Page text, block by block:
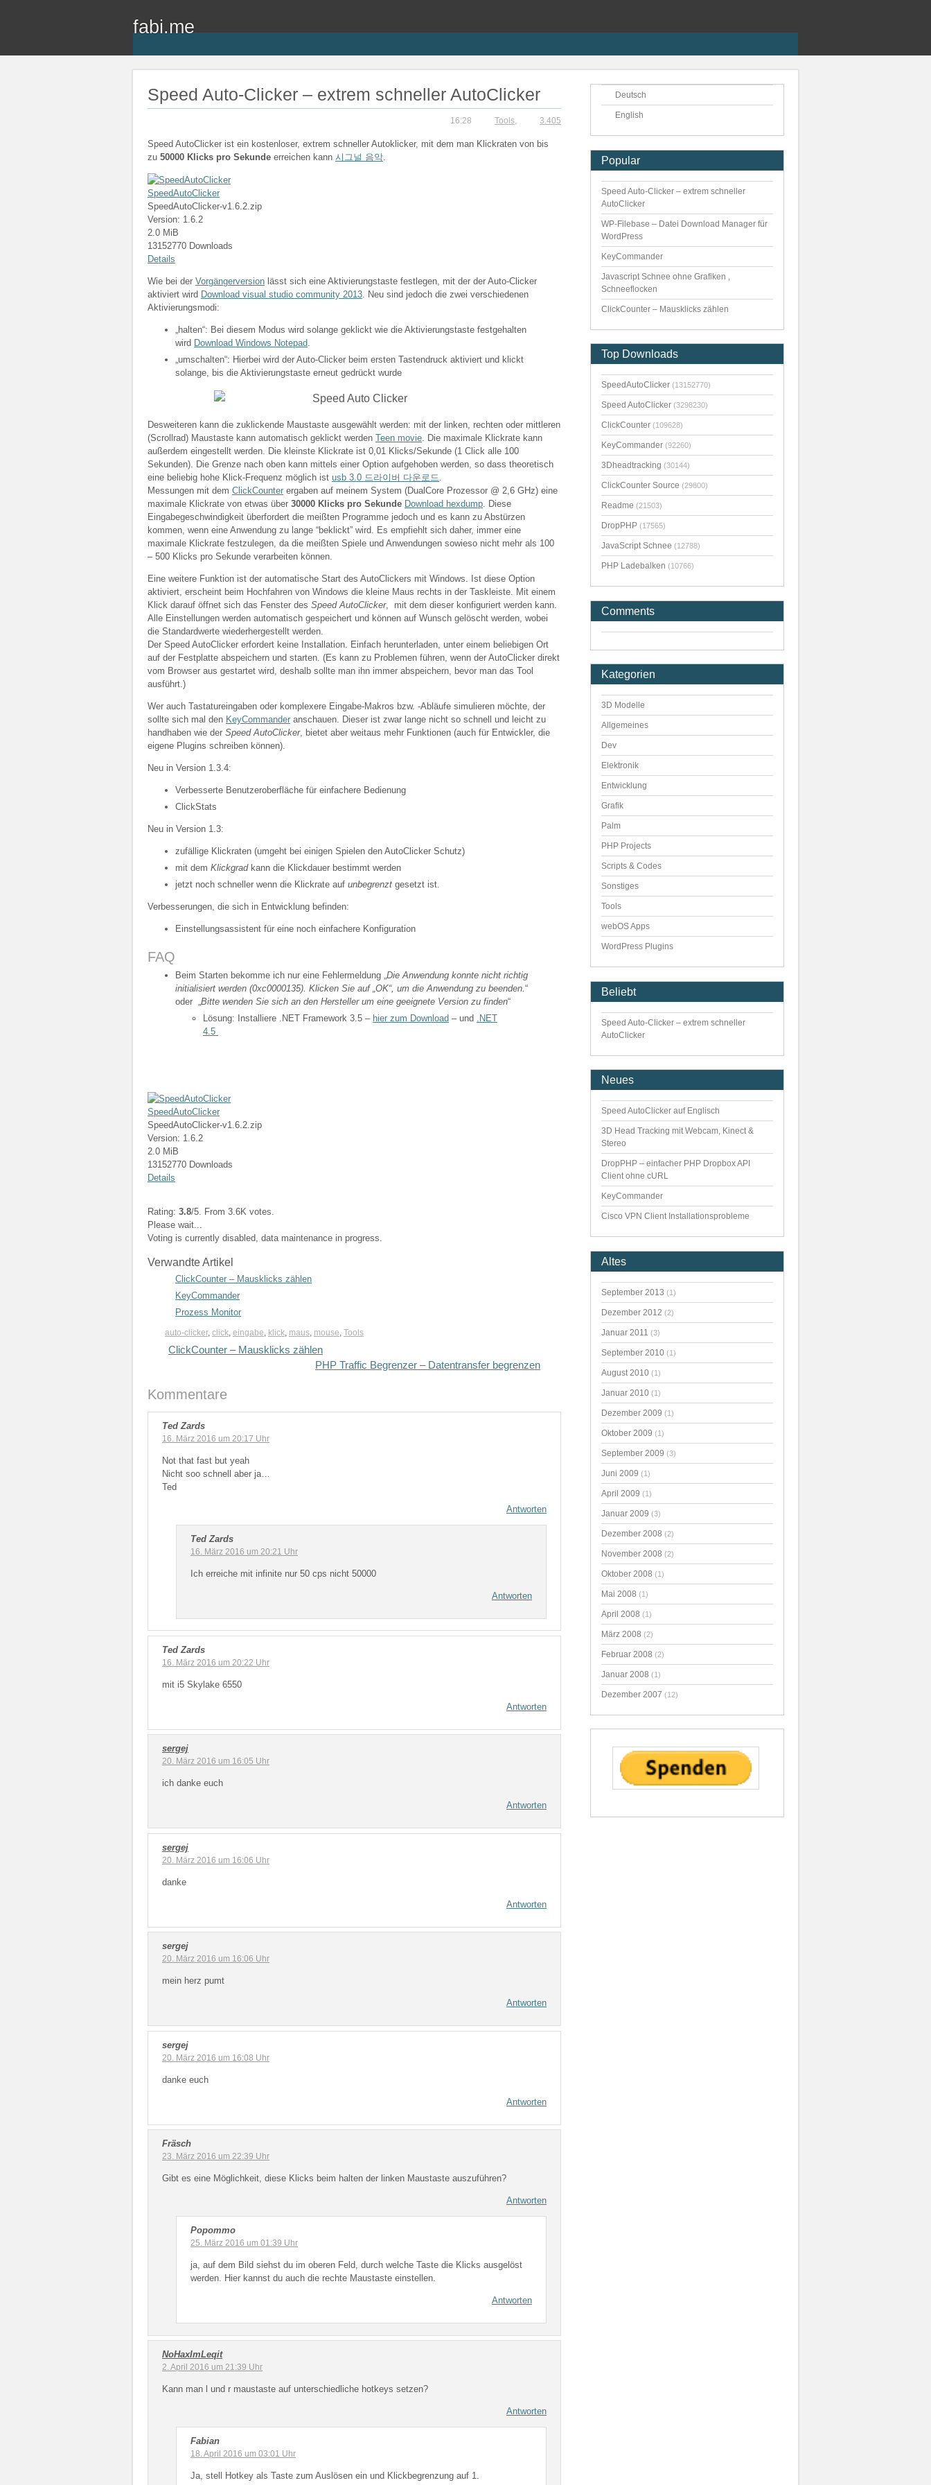
fabi.me
Speed Auto-Clicker – extrem schneller AutoClicker
16:28 Tools, 3.405
Speed AutoClicker ist ein kostenloser, extrem schneller Autoklicker, mit dem man Klickraten von bis
zu 50000 Klicks pro Sekunde erreichen kann 시그널 음악.
SpeedAutoClicker
SpeedAutoClicker-v1.6.2.zip
Version: 1.6.2
2.0 MiB
13152770 Downloads
Details
Wie bei der Vorgängerversion lässt sich eine Aktivierungstaste festlegen, mit der der Auto-Clicker
aktiviert wird Download visual studio community 2013. Neu sind jedoch die zwei verschiedenen
Aktivierungsmodi:
„halten“: Bei diesem Modus wird solange geklickt wie die Aktivierungstaste festgehalten
wird Download Windows Notepad.
„umschalten“: Hierbei wird der Auto-Clicker beim ersten Tastendruck aktiviert und klickt
solange, bis die Aktivierungstaste erneut gedrückt wurde
Desweiteren kann die zuklickende Maustaste ausgewählt werden: mit der linken, rechten oder mittleren
(Scrollrad) Maustaste kann automatisch geklickt werden Teen movie. Die maximale Klickrate kann
außerdem eingestellt werden. Die kleinste Klickrate ist 0,01 Klicks/Sekunde (1 Click alle 100
Sekunden). Die Grenze nach oben kann mittels einer Option aufgehoben werden, so dass theoretisch
eine beliebig hohe Klick-Frequenz möglich ist usb 3.0 드라이버 다운로드.
Messungen mit dem ClickCounter ergaben auf meinem System (DualCore Prozessor @ 2,6 GHz) eine
maximale Klickrate von etwas über 30000 Klicks pro Sekunde Download hexdump. Diese
Eingabegeschwindigkeit überfordert die meißten Programme jedoch und es kann zu Abstürzen
kommen, wenn eine Anwendung zu lange “beklickt” wird. Es empfiehlt sich daher, immer eine
maximale Klickrate festzulegen, da die meißten Spiele und Anwendungen sowieso nicht mehr als 100
– 500 Klicks pro Sekunde verarbeiten können.
Eine weitere Funktion ist der automatische Start des AutoClickers mit Windows. Ist diese Option
aktiviert, erscheint beim Hochfahren von Windows die kleine Maus rechts in der Taskleiste. Mit einem
Klick darauf öffnet sich das Fenster des Speed AutoClicker, mit dem dieser konfiguriert werden kann.
Alle Einstellungen werden automatisch gespeichert und können auf Wunsch gelöscht werden, wobei
die Standardwerte wiederhergestellt werden.
Der Speed AutoClicker erfordert keine Installation. Einfach herunterladen, unter einem beliebigen Ort
auf der Festplatte abspeichern und starten. (Es kann zu Problemen führen, wenn der AutoClicker direkt
vom Browser aus gestartet wird, deshalb sollte man ihn immer abspeichern, bevor man das Tool
ausführt.)
Wer auch Tastatureingaben oder komplexere Eingabe-Makros bzw. -Abläufe simulieren möchte, der
sollte sich mal den KeyCommander anschauen. Dieser ist zwar lange nicht so schnell und leicht zu
handhaben wie der Speed AutoClicker, bietet aber weitaus mehr Funktionen (auch für Entwickler, die
eigene Plugins schreiben können).
Neu in Version 1.3.4:
Verbesserte Benutzeroberfläche für einfachere Bedienung
ClickStats
Neu in Version 1.3:
zufällige Klickraten (umgeht bei einigen Spielen den AutoClicker Schutz)
mit dem Klickgradkann die Klickdauer bestimmt werden
jetzt noch schneller wenn die Klickrate auf unbegrenzt gesetzt ist.
Verbesserungen, die sich in Entwicklung befinden:
Einstellungsassistent für eine noch einfachere Konfiguration
FAQ
Beim Starten bekomme ich nur eine Fehlermeldung „ Die Anwendung konnte nicht richtig
initialisiert werden (0xc0000135). Klicken Sie auf „OK“, um die Anwendung zu beenden. “
oder „ Bitte wenden Sie sich an den Hersteller um eine geeignete Version zu finden“
Lösung: Installiere .NET Framework 3.5 – hier zum Download – und
.NET
4.5
SpeedAutoClicker
SpeedAutoClicker-v1.6.2.zip
Version: 1.6.2
2.0 MiB
13152770 Downloads
Details
Rating: 3.8/5. From 3.6K votes.
Please wait...
Voting is currently disabled, data maintenance in progress.
Verwandte Artikel
ClickCounter – Mausklicks zählen
KeyCommander
Prozess Monitor
auto-clicker, click, eingabe, klick, maus, mouse, Tools
ClickCounter – Mausklicks zählen
PHP Traffic Begrenzer – Datentransfer begrenzen
Kommentare
Ted Zards
16. März 2016 um 20:17 Uhr
Not that fast but yeah
Nicht soo schnell aber ja…
Ted
Antworten
Ted Zards
16. März 2016 um 20:21 Uhr
Ich erreiche mit infinite nur 50 cps nicht 50000
Antworten
Ted Zards
16. März 2016 um 20:22 Uhr
mit i5 Skylake 6550
Antworten
sergej
20. März 2016 um 16:05 Uhr
ich danke euch
Antworten
sergej
20. März 2016 um 16:06 Uhr
danke
Antworten
sergej
20. März 2016 um 16:06 Uhr
mein herz pumt
Antworten
sergej
20. März 2016 um 16:08 Uhr
danke euch
Antworten
Fräsch
23. März 2016 um 22:39 Uhr
Gibt es eine Möglichkeit, diese Klicks beim halten der linken Maustaste auszuführen?
Antworten
Popommo
25. März 2016 um 01:39 Uhr
ja, auf dem Bild siehst du im oberen Feld, durch welche Taste die Klicks ausgelöst
werden. Hier kannst du auch die rechte Maustaste einstellen.
Antworten
NoHaxImLeqit
2. April 2016 um 21:39 Uhr
Kann man l und r maustaste auf unterschiedliche hotkeys setzen?
Antworten
Fabian
18. April 2016 um 03:01 Uhr
Ja, stell Hotkey als Taste zum Auslösen ein und Klickbegrenzung auf 1.
Deutsch
English
Popular
Speed Auto-Clicker – extrem schneller
AutoClicker
WP-Filebase – Datei Download Manager für
WordPress
KeyCommander
Javascript Schnee ohne Grafiken ,
Schneeflocken
ClickCounter – Mausklicks zählen
Top Downloads
SpeedAutoClicker (13152770)
Speed AutoClicker (3298230)
ClickCounter (109628)
KeyCommander (92260)
3Dheadtracking (30144)
ClickCounter Source (29800)
Readme (21503)
DropPHP (17565)
JavaScript Schnee (12788)
PHP Ladebalken (10766)
Comments
Kategorien
3D Modelle
Allgemeines
Dev
Elektronik
Entwicklung
Grafik
Palm
PHP Projects
Scripts & Codes
Sonstiges
Tools
webOS Apps
WordPress Plugins
Beliebt
Speed Auto-Clicker – extrem schneller
AutoClicker
Neues
Speed AutoClicker auf Englisch
3D Head Tracking mit Webcam, Kinect &
Stereo
DropPHP – einfacher PHP Dropbox API
Client ohne cURL
KeyCommander
Cisco VPN Client Installationsprobleme
Altes
September 2013 (1)
Dezember 2012 (2)
Januar 2011 (3)
September 2010 (1)
August 2010 (1)
Januar 2010 (1)
Dezember 2009 (1)
Oktober 2009 (1)
September 2009 (3)
Juni 2009 (1)
April 2009 (1)
Januar 2009 (3)
Dezember 2008 (2)
November 2008 (2)
Oktober 2008 (1)
Mai 2008 (1)
April 2008 (1)
März 2008 (2)
Februar 2008 (2)
Januar 2008 (1)
Dezember 2007 (12)